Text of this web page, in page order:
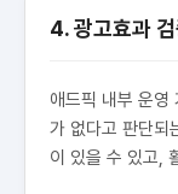
4. 광고효과
애드픽 내부 운영
가 없다고 판단되
이 있을 수 있고,